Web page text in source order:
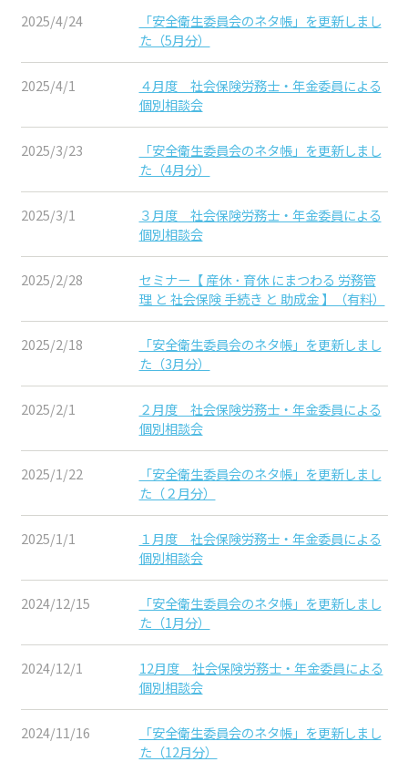
2025/4/24
「安全衛生委員会のネタ帳」を更新しまし
た（5月分）
2025/4/1
４月度 社会保険労務士・年金委員による
個別相談会
2025/3/23
「安全衛生委員会のネタ帳」を更新しまし
た（4月分）
2025/3/1
３月度 社会保険労務士・年金委員による
個別相談会
2025/2/28
セミナー【 産休 ･ 育休 にまつわる 労務管
理 と 社会保険 手続き と 助成金 】（有料）
2025/2/18
「安全衛生委員会のネタ帳」を更新しまし
た（3月分）
2025/2/1
２月度 社会保険労務士・年金委員による
個別相談会
2025/1/22
「安全衛生委員会のネタ帳」を更新しまし
た（２月分）
2025/1/1
１月度 社会保険労務士・年金委員による
個別相談会
2024/12/15
「安全衛生委員会のネタ帳」を更新しまし
た（1月分）
2024/12/1
12月度 社会保険労務士・年金委員による
個別相談会
2024/11/16
「安全衛生委員会のネタ帳」を更新しまし
た（12月分）